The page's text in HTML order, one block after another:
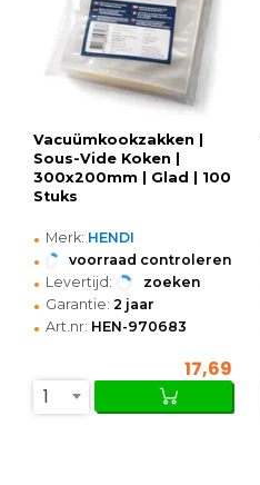
Vacuümkookzakken |
Sous-Vide Koken |
300x200mm | Glad | 100
Stuks
• Merk: HENDI
• voorraad controleren
• Levertijd: zoeken
• Garantie: 2 jaar
• Art.nr: HEN-970683
17,69
1